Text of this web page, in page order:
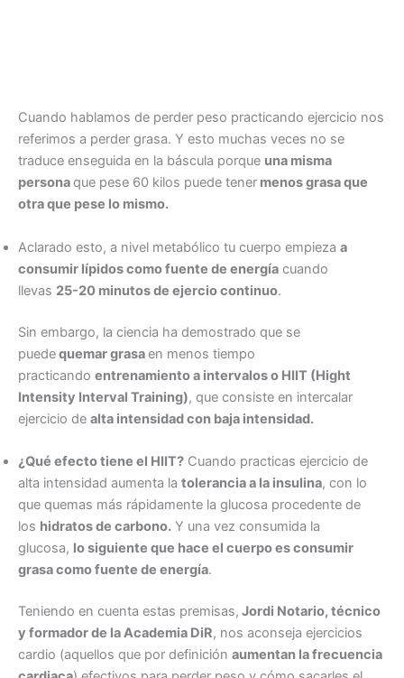
Cuando hablamos de perder peso practicando ejercicio nos
referimos a perder grasa. Y esto muchas veces no se
traduce enseguida en la báscula porque una misma
personaque pese 60 kilos puede tener menos grasa que
otra que pese lo mismo.
Aclarado esto, a nivel metabólico tu cuerpo empieza a
consumir lípidos como fuente de energía cuando
llevas 25-20 minutos de ejercio continuo.
Sin embargo, la ciencia ha demostrado que se
puedequemar grasaen menos tiempo
practicando entrenamiento a intervalos o HIIT (Hight
Intensity Interval Training), que consiste en intercalar
ejercicio de alta intensidad con baja intensidad.
¿Qué efecto tiene el HIIT? Cuando practicas ejercicio de
alta intensidad aumenta la tolerancia a la insulina, con lo
que quemas más rápidamente la glucosa procedente de
los hidratos de carbono. Y una vez consumida la
glucosa, lo siguiente que hace el cuerpo es consumir
grasa como fuente de energía.
Teniendo en cuenta estas premisas, Jordi Notario, técnico
y formador de la Academia DiR, nos aconseja ejercicios
cardio (aquellos que por definición aumentan la frecuencia